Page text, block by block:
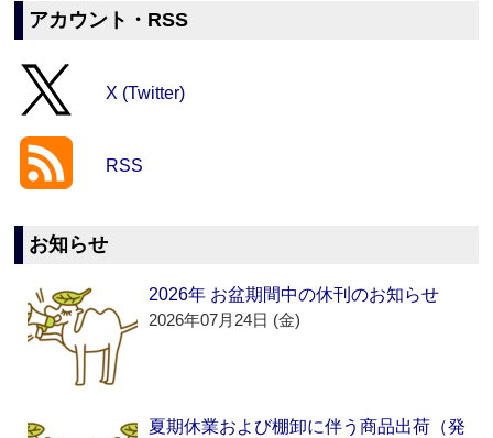
アカウント・RSS
X (Twitter)
RSS
お知らせ
2026年 お盆期間中の休刊のお知らせ
2026年07月24日 (金)
夏期休業および棚卸に伴う商品出荷（発